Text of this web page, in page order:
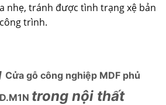
nhẹ, tránh được tình trạng xệ bản
trình.
Cửa gỗ công nghiệp MDF phủ
trong nội thất